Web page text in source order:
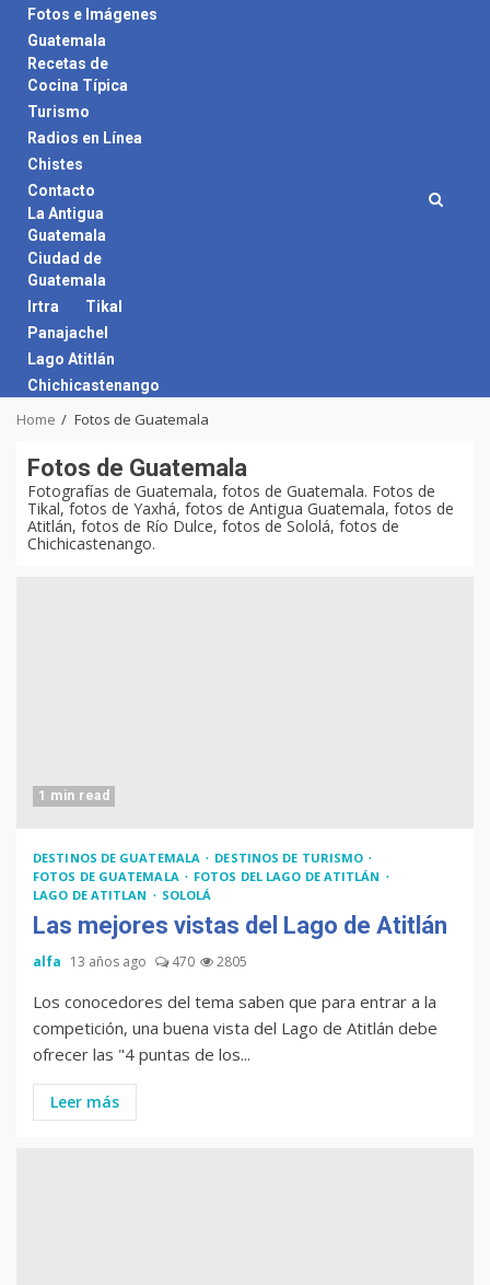
content
Fotos e Imágenes
Guatemala
Recetas de
Cocina Típica
Turismo
Radios en Línea
Chistes
Contacto
La Antigua
Guatemala
Ciudad de
Guatemala
Irtra
Tikal
Panajachel
Lago Atitlán
Chichicastenango
Home Fotos de Guatemala
Fotos de Guatemala
Fotografías de Guatemala, fotos de Guatemala. Fotos de
Tikal, fotos de Yaxhá, fotos de Antigua Guatemala, fotos de
Atitlán, fotos de Río Dulce, fotos de Sololá, fotos de
Chichicastenango.
1 min read
DESTINOS DE GUATEMALA
DESTINOS DE TURISMO
FOTOS DE GUATEMALA
FOTOS DEL LAGO DE ATITLÁN
LAGO DE ATITLAN
SOLOLÁ
Las mejores vistas del Lago de Atitlán
alfa 13 años ago 470 2805
Los conocedores del tema saben que para entrar a la
competición, una buena vista del Lago de Atitlán debe
ofrecer las "4 puntas de los...
Leer más